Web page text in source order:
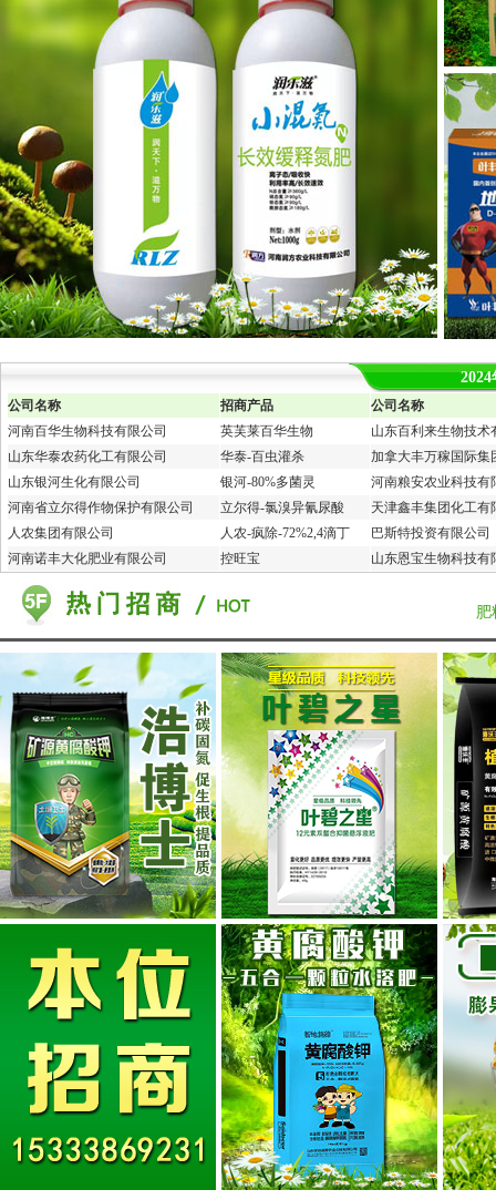
公司名称 招商产品
公司名称
河南百华生物科技有限公司
英芙莱百华生物
山东百利来生物技术
山东华泰农药化工有限公司
华泰-百虫灌杀
加拿大丰万稼国际集
山东银河生化有限公司
银河-80%多菌灵
河南粮安农业科技有
河南省立尔得作物保护有限公司
立尔得-氯溴异氰尿酸
天津鑫丰集团化工有
人农集团有限公司
人农-疯除-72%2,4滴丁
巴斯特投资有限公司
河南诺丰大化肥业有限公司
控旺宝 山东恩宝生物科技有
肥